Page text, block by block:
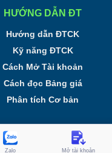
HƯỚNG DẪN ĐT
Hướng dẫn ĐTCK
Kỹ năng ĐTCK
Cách Mở Tài khoản
Cách đọc Bảng giá
Phân tích Cơ bản
Khoán Online
Zalo Mở tài khoản